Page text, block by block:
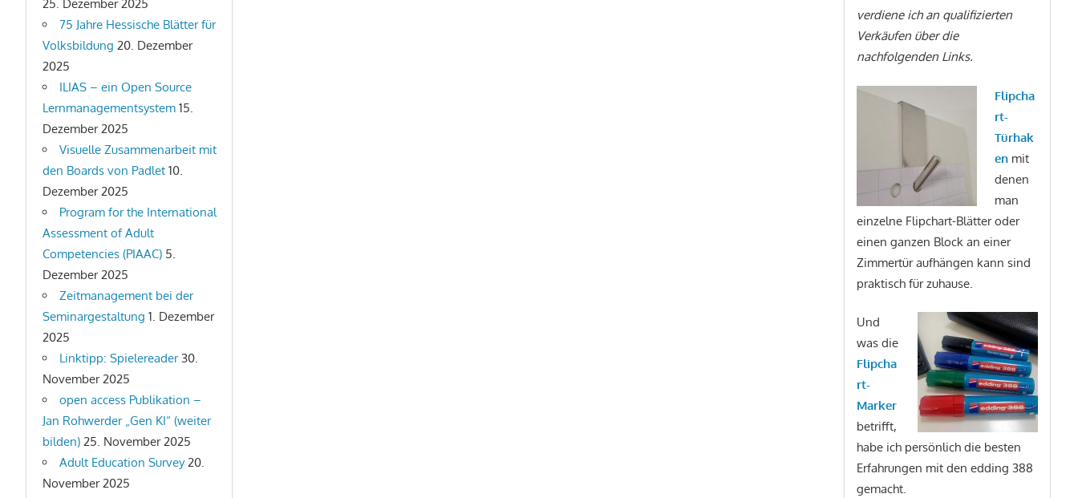
25. Dezember 2025
75 Jahre Hessische Blätter für
Volksbildung 20. Dezember
2025
ILIAS – ein Open Source
Lernmanagementsystem 15.
Dezember 2025
Visuelle Zusammenarbeit mit
den Boards von Padlet 10.
Dezember 2025
Program for the International
Assessment of Adult
Competencies (PIAAC) 5.
Dezember 2025
Zeitmanagement bei der
Seminargestaltung 1. Dezember
2025
Linktipp: Spielereader 30.
November 2025
open access Publikation –
Jan Rohwerder „Gen KI“ (weiter
bilden) 25. November 2025
Adult Education Survey 20.
November 2025
verdiene ich an qualifizierten
Verkäufen über die
nachfolgenden Links.
Flipcha
rt-
Türhak
en mit
denen
man
einzelne Flipchart-Blätter oder
einen ganzen Block an einer
Zimmertür aufhängen kann sind
praktisch für zuhause.
Und
was die
Flipcha
rt-
Marker
betrifft,
habe ich persönlich die besten
Erfahrungen mit den edding 388
gemacht.